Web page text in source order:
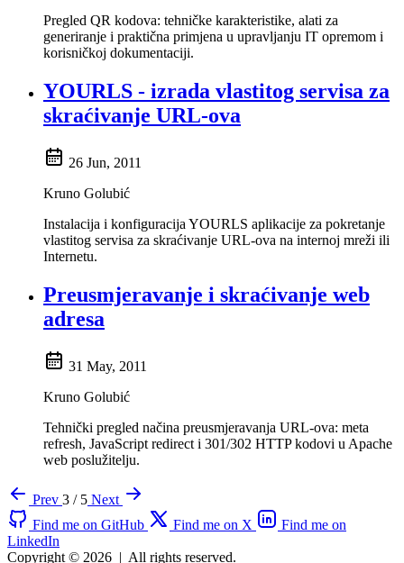
Pregled QR kodova: tehničke karakteristike, alati za
generiranje i praktična primjena u upravljanju IT opremom i
korisničkoj dokumentaciji.
YOURLS - izrada vlastitog servisa za
skraćivanje URL-ova
26 Jun, 2011
Kruno Golubić
Instalacija i konfiguracija YOURLS aplikacije za pokretanje
vlastitog servisa za skraćivanje URL-ova na internoj mreži ili
Internetu.
Preusmjeravanje i skraćivanje web
adresa
31 May, 2011
Kruno Golubić
Tehnički pregled načina preusmjeravanja URL-ova: meta
refresh, JavaScript redirect i 301/302 HTTP kodovi u Apache
web poslužitelju.
Prev 3 / 5 Next
Find me on GitHub
Find me on X
Find me on
LinkedIn
Copyright © 2026 | All rights reserved.